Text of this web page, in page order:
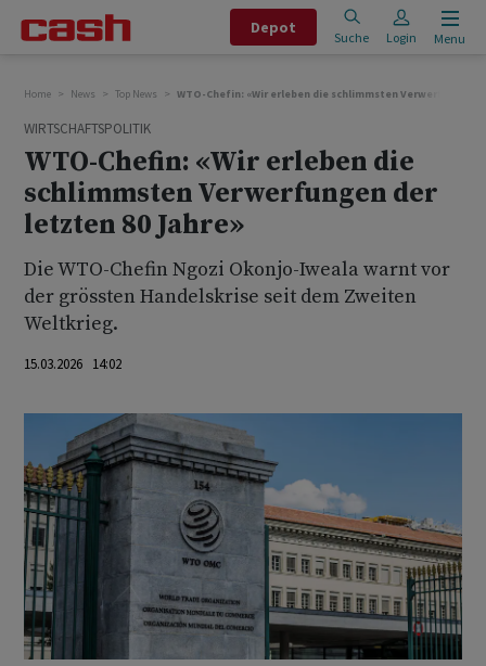
Depot
Suche Login Menu
Home News Top News WTO-Chefin: «Wir erleben die schlimmsten Verwerfungen
WIRTSCHAFTSPOLITIK
WTO-Chefin: «Wir erleben die
schlimmsten Verwerfungen der
letzten 80 Jahre»
Die WTO-Chefin Ngozi Okonjo-Iweala warnt vor
der grössten Handelskrise seit dem Zweiten
Weltkrieg.
15.03.2026 14:02